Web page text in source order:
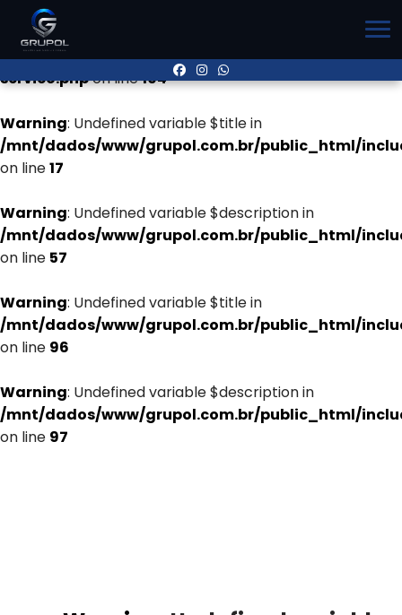
Warning
/mnt/dados/www/grupol.com.br/public_html/
servico.phpon line104
Warning: Undefined variable $title in
/mnt/dados/www/grupol.com.br/public_html/
on line17
Warning: Undefined variable $description in
/mnt/dados/www/grupol.com.br/public_html/
on line 57
Warning: Undefined variable $title in
/mnt/dados/www/grupol.com.br/public_html/
on line 96
Warning: Undefined variable $description in
/mnt/dados/www/grupol.com.br/public_html/
on line 97